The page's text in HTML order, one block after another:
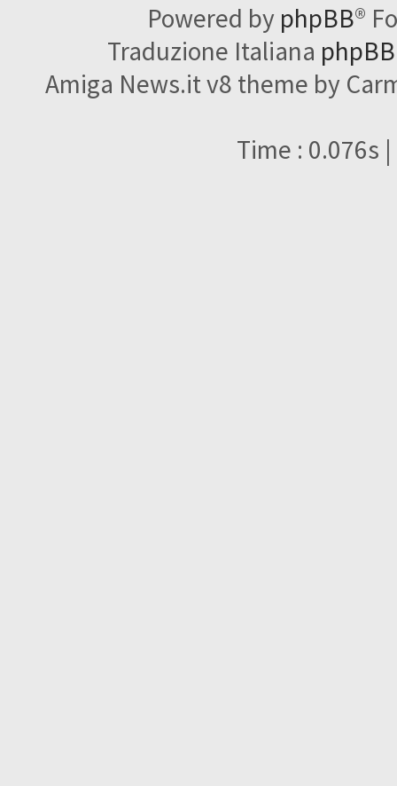
Powered by phpBB®
Traduzione Italiana
Amiga News.it v8 theme by
Time : 0.076s